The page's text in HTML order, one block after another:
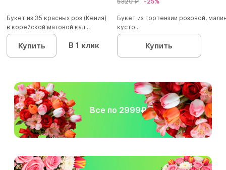
Букет из 35 красных роз (Кения)
в корейской матовой кал...
Купить В 1 клик
Букет из гортензии розовой,
кусто...
Купить
Все по 2999₽